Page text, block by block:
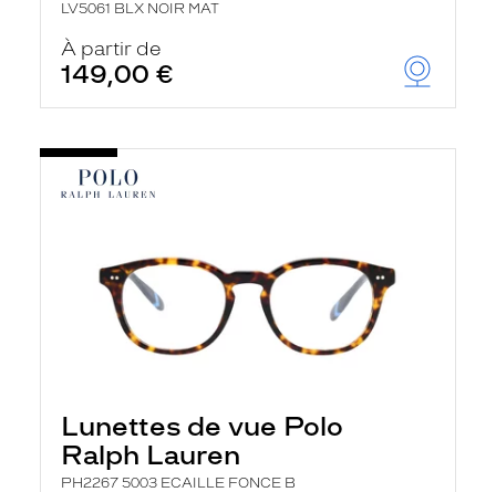
LV5061 BLX NOIR MAT
À partir de
149,00 €
Lunettes de vue Polo
Ralph Lauren
PH2267 5003 ECAILLE FONCE B